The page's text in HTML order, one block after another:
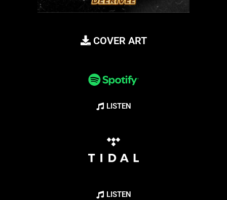
COVER ART
LISTEN
LISTEN